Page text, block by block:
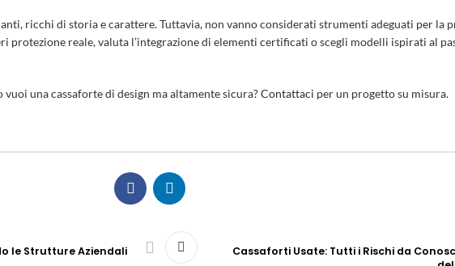
ricchi di storia e carattere. Tuttavia, non vanno considerati strumenti adeguati per la
protezione reale, valuta l’integrazione di elementi certificati o scegli modelli ispirati al
una cassaforte di design ma altamente sicura?Contattaci per un progetto su misura.
le Strutture Aziendali
Cassaforti Usate: Tutti i Rischi da